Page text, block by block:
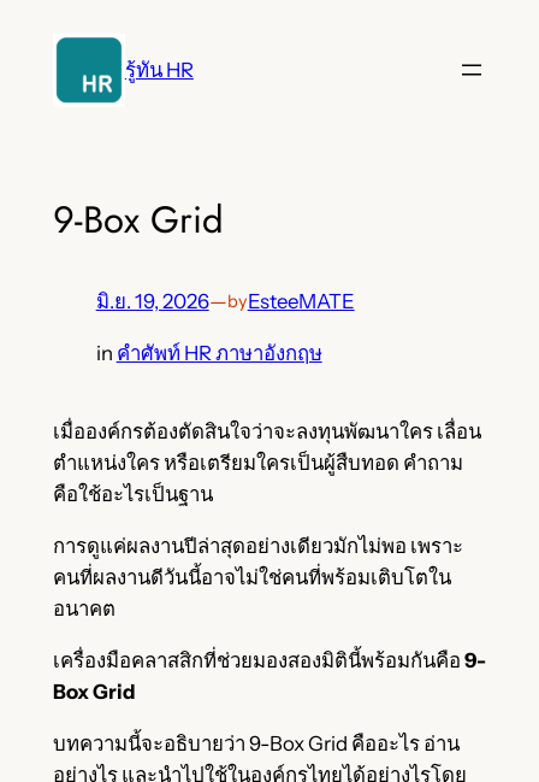
รู้ทัน HR
9-Box Grid
มิ.ย. 19, 2026—byEsteeMATE
in คำศัพท์ HR ภาษาอังกฤษ
เมื่อองค์กรต้องตัดสินใจว่าจะลงทุนพัฒนาใคร เลื่อน
ตำแหน่งใคร หรือเตรียมใครเป็นผู้สืบทอด คำถาม
คือใช้อะไรเป็นฐาน
การดูแค่ผลงานปีล่าสุดอย่างเดียวมักไม่พอ เพราะ
คนที่ผลงานดีวันนี้อาจไม่ใช่คนที่พร้อมเติบโตใน
อนาคต
เครื่องมือคลาสสิกที่ช่วยมองสองมิตินี้พร้อมกันคือ 9-
Box Grid
บทความนี้จะอธิบายว่า 9-Box Grid คืออะไร อ่าน
อย่างไร และนำไปใช้ในองค์กรไทยได้อย่างไรโดย